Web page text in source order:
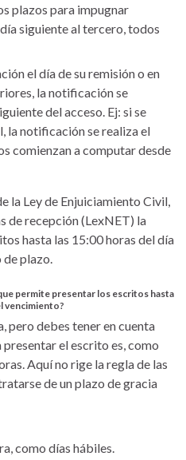
plazos para impugnar
siguiente al tercero, todos
el día de su remisión o en
la notificación se
del acceso. Ej: si se
la notificación se realiza el
comienzan a computar desde
la Ley de Enjuiciamiento Civil,
de recepción (LexNET) la
hasta las 15:00 horas del día
plazo.
permite presentar los escritos hasta
vencimiento?
pero debes tener en cuenta
presentar el escrito es, como
Aquí no rige la regla de las
de un plazo de gracia
como días hábiles.